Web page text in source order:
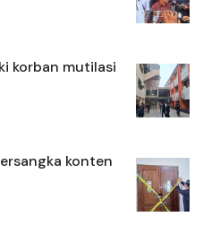
korban mutilasi
konten